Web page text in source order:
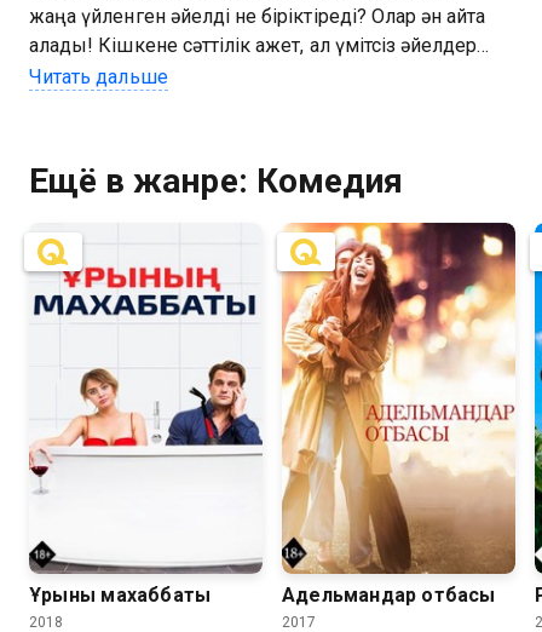
жаңа үйленген әйелді не біріктіреді? Олар ән айта
алады! Кішкене сәттілік қажет, ал үмітсіз әйелдер
командасы өз арманына жақындау үшін ақылды
Читать дальше
Ещё в жанре: Комедия
Ұрының махаббаты
2018
7.4 7.3
Адельмандар отбасы
2017